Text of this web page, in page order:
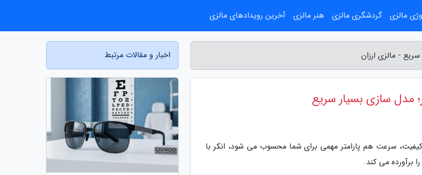
- مالزی ارزان
مدل سازی بسیار سریع
کیفیت، سرعت هم پارامتر مهمی برای شما محسوب می شود، انکر با
اخبار و مقالات مرتبط
مالزی گردشگری مالزی هنر مالزی آخرین رویدادهای مالزی